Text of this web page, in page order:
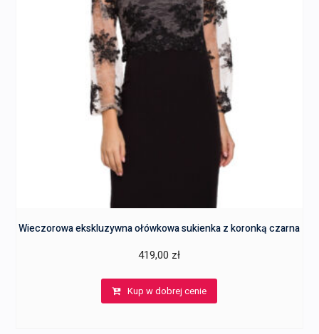
Wieczorowa ekskluzywna ołówkowa sukienka z koronką czarna
419,00 zł
Kup w dobrej cenie